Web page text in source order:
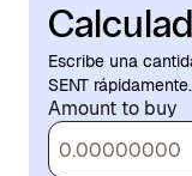
Escribe una
SENT rápidamente.
Amount to buy